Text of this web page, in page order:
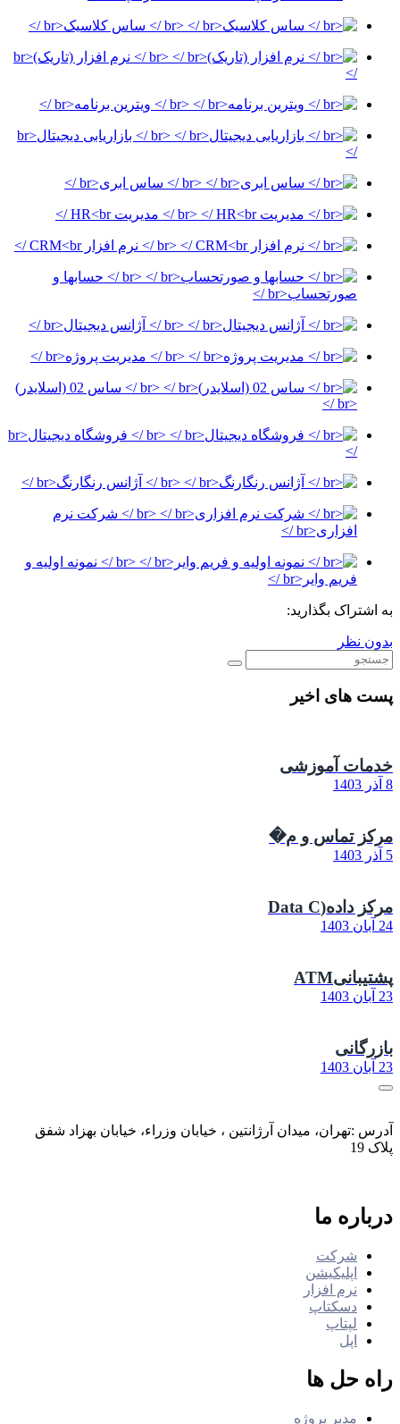
<br /> ساس کلاسیک<br />
<br /> نرم افزار (تاریک)<br
/>
<br /> ویترین برنامه<br />
<br /> بازاریابی دیجیتال<br
/>
<br /> ساس ابری<br />
<br /> مدیریت HR<br />
<br /> نرم افزار CRM<br />
<br /> حسابها و
صورتحساب<br />
<br /> آژانس دیجیتال<br />
<br /> مدیریت پروژه<br />
<br /> ساس 02 (اسلایدر)
<br />
<br /> فروشگاه دیجیتال<br
/>
<br /> آژانس رنگارنگ<br />
<br /> شرکت نرم
افزاری<br />
<br /> نمونه اولیه و
فریم وایر<br />
به اشتراک بگذارید:
بدون نظر
پست های اخیر
خدمات آموزشی
8 آذر 1403
مرکز تماس و م�
5 آذر 1403
مرکز داده(Data C
24 آبان 1403
پشتیبانیATM
23 آبان 1403
بازرگانی
23 آبان 1403
آدرس :تهران، میدان آرژانتین ، خیابان وزراء، خیابان بهزاد شفق
پلاک 19
درباره ما
شرکت
اپلیکیشن
نرم افزار
دسکتاپ
لپتاپ
اپل
راه حل ها
مدیر پروژه